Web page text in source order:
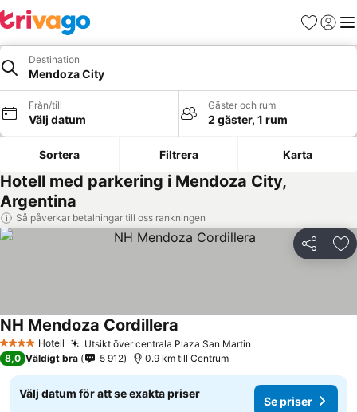
Favoriter
Logga
Destination
Mendoza City
Från/till
Välj datum
Gäster och rum
2 gäster, 1 rum
Sortera Filtrera Karta
Hotell med parkering i Mendoza City,
Argentina
Så påverkar betalningar till oss rankningen
Dela
4 StjärnorHotell Utsikt över centrala Plaza San Martin
NH Mendoza Cordillera
8,0 Väldigt bra 5 912 0.9 km till Centrum
Välj datum för att se exakta priser
Se priser